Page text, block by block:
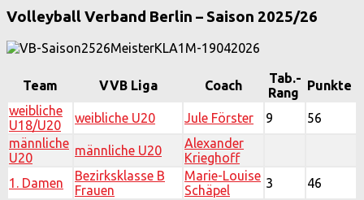
Volleyball Verband Berlin – Saison 2025/26
Team VVB Liga Coach
Tab.-
Rang
Punkte
weibliche
U18/U20
weibliche U20 Jule Förster 9
56
männliche
U20
männliche U20
Alexander
Krieghoff
1. Damen
Bezirksklasse B
Frauen
Marie-Louise
Schäpel
3 46